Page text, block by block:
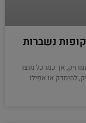
נשברות
אך כמו כל מוצר
להיסדק או אפילו